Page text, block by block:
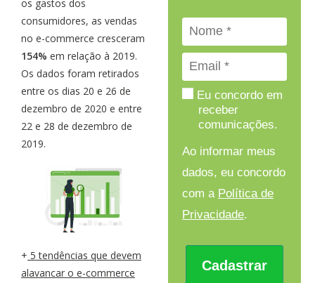
os gastos dos
consumidores, as vendas
no e-commerce cresceram
154% em relação à 2019.
Os dados foram retirados
entre os dias 20 e 26 de
dezembro de 2020 e entre
22 e 28 de dezembro de
2019.
+ 5 tendências que devem
alavancar o e-commerce
Eu concordo em
receber
comunicações.
Ao informar meus
dados, eu concordo
com a Política de
Privacidade.
Cadastrar